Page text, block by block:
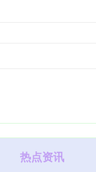
热点资讯